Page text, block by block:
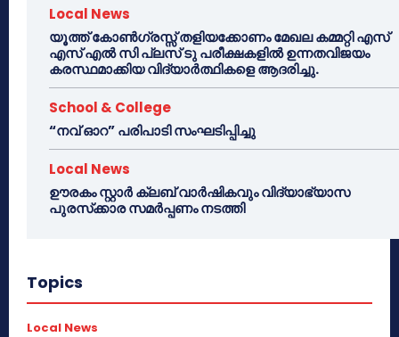
Local News
യൂത്ത് കോൺഗ്രസ്സ് തളിയക്കോണം മേഖല കമ്മറ്റി എസ്
എസ് എൽ സി പ്ലസ് ടു പരീക്ഷകളിൽ ഉന്നതവിജയം
കരസ്ഥമാക്കിയ വിദ്യാർത്ഥികളെ ആദരിച്ചു.
School & College
“നവ് ഓറ” പരിപാടി സംഘടിപ്പിച്ചു
Local News
ഊരകം സ്റ്റാർ ക്ലബ് വാർഷികവും വിദ്യാഭ്യാസ
പുരസ്‌ക്കാര സമർപ്പണം നടത്തി
Topics
Local News